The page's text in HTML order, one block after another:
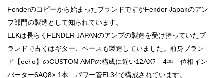
Fenderのコピーから始まったブランドですがFender Japanのアン
プ部門の製造として知られています。
ELKは長らくFENDER JAPANのアンプの製造を受け持っていたブ
ランドで古くはギター、ベースも製造していました。前身ブラン
ド【echo】のCUSTOM AMPの構成に近い12AX7 4本 位相イン
バーター6AQ8× 1本 パワー管EL34で構成されています。